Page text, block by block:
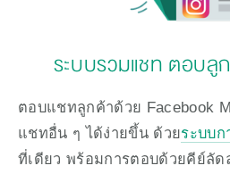
ระบบรวมแชท ตอบลู
ตอบแชทลูกค้าด้วย Facebook
แชทอื่น ๆ ได้ง่ายขึ้น ด้วยระบบก
ที่เดียว พร้อมการตอบด้วยคีย์ลัด